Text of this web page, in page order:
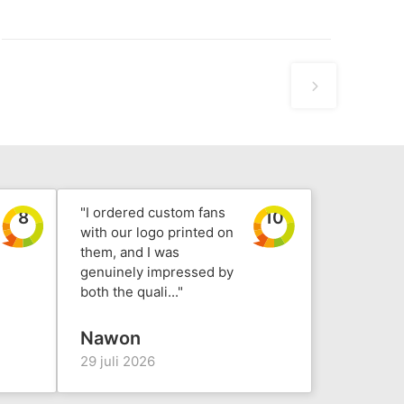
8
"I ordered custom fans
with our logo printed on
them, and I was
genuinely impressed by
both the quali..."
10
Nawon
29 juli 2026